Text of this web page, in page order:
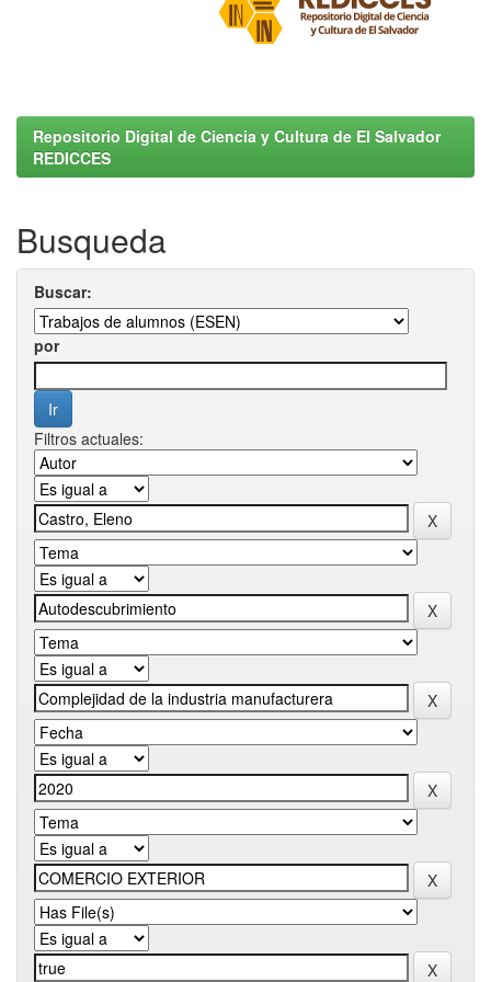
Repositorio Digital de Ciencia y Cultura de El Salvador
REDICCES
Busqueda
Buscar:
por
Filtros actuales: